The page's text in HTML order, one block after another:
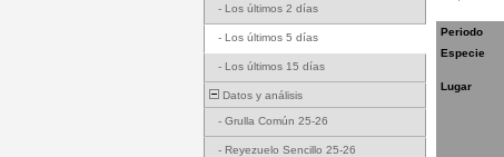
- Los últimos 2 días
- Los últimos 5 días
- Los últimos 15 días
Datos y análisis
- Grulla Común 25-26
- Reyezuelo Sencillo 25-26
Periodo
Especie
Lugar